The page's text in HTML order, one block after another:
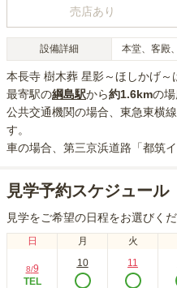
売店あり
設備詳細 本堂、客殿
本長寺 樹木葬 星影～ほしかげ～
最寄駅の綱島駅から約1.6kmの場
公共交通機関の場合、東急東横
す。
車の場合、第三京浜道路「都筑
見学予約スケジュール
見学をご希望の日程をお選びくだ
日 月 火
8/9
TEL
10 11